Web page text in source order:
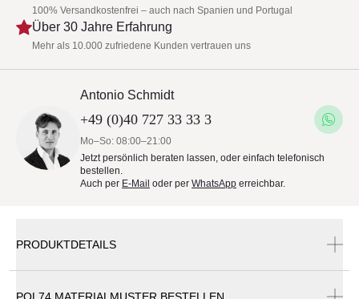
100% Versandkostenfrei – auch nach Spanien und Portugal
Über 30 Jahre Erfahrung
Mehr als 10.000 zufriedene Kunden vertrauen uns
Antonio Schmidt
+49 (0)40 727 33 33 3
Mo–So: 08:00–21:00
Jetzt persönlich beraten lassen, oder einfach telefonisch
bestellen.
Auch per E-Mail oder per WhatsApp erreichbar.
PRODUKTDETAILS
POL74 MATERIALMUSTER BESTELLEN